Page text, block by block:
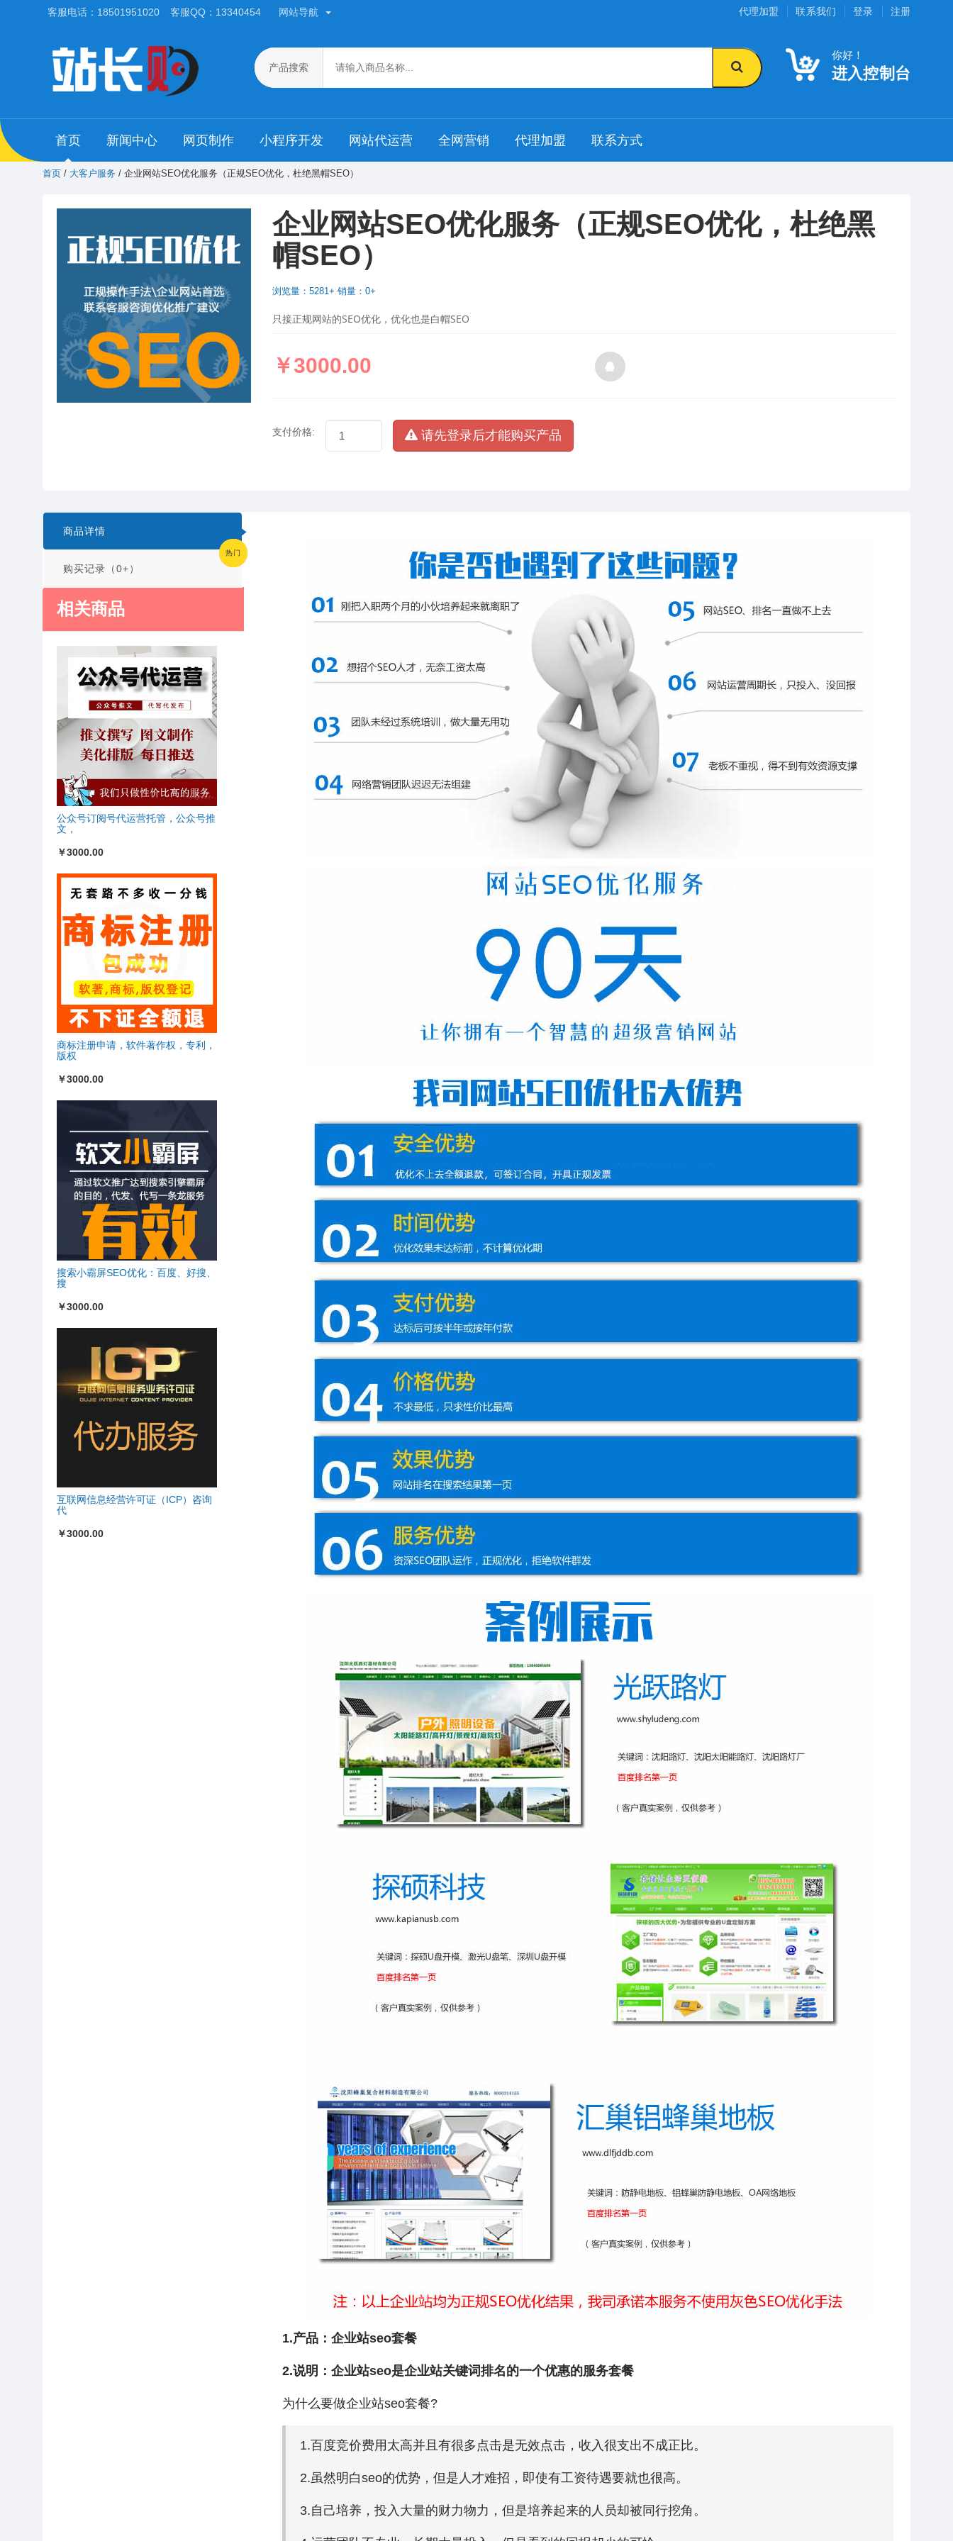
代理加盟 联系我们 登录 注册
客服电话：18501951020 客服QQ：13340454 网站导航
产品搜索
你好！
进入控制台
首页 新闻中心 网页制作 小程序开发 网站代运营 全网营销 代理加盟 联系方式
首页 / 大客户服务 / 企业网站SEO优化服务（正规SEO优化，杜绝黑帽SEO）
企业网站SEO优化服务（正规SEO优化，杜绝黑
帽SEO）
浏览量：5281+ 销量：0+
只接正规网站的SEO优化，优化也是白帽SEO
￥3000.00
支付价格: 请先登录后才能购买产品
商品详情
购买记录（0+）
相关商品
热门
公众号订阅号代运营托管，公众号推
文，
￥3000.00
热门
商标注册申请，软件著作权，专利，
版权
￥3000.00
热门
搜索小霸屏SEO优化：百度、好搜、
搜
￥3000.00
热门
互联网信息经营许可证（ICP）咨询
代
￥3000.00
1.产品：企业站seo套餐
2.说明：企业站seo是企业站关键词排名的一个优惠的服务套餐
为什么要做企业站seo套餐?
1.百度竞价费用太高并且有很多点击是无效点击，收入很支出不成正比。
2.虽然明白seo的优势，但是人才难招，即使有工资待遇要就也很高。
3.自己培养，投入大量的财力物力，但是培养起来的人员却被同行挖角。